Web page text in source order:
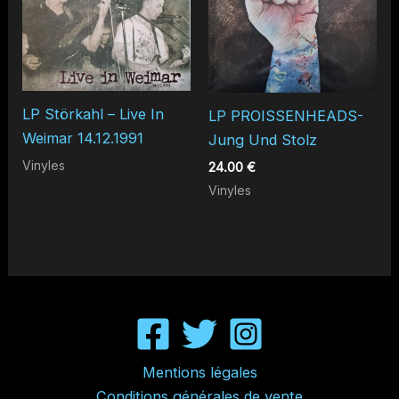
LP Störkahl – Live In
Weimar 14.12.1991
Vinyles
LP PROISSENHEADS-
Jung Und Stolz
24.00 €
Vinyles
Mentions légales